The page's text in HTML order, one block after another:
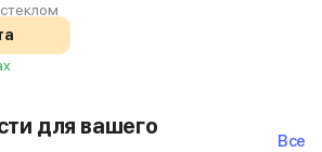
для вашего
Все